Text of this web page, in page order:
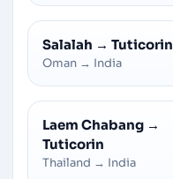
Salalah → Tuticorin
Oman → India
Laem Chabang →
Tuticorin
Thailand → India